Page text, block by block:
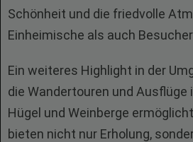
Schönheit und die friedvolle
Einheimische als auch
Ein weiteres Highlight in der
die Wandertouren und Ausflüge
Hügel und Weinberge
bieten nicht nur Erholung,